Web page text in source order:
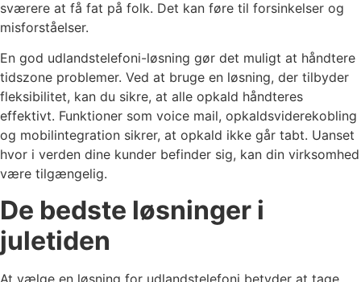
sværere at få fat på folk. Det kan føre til forsinkelser og
misforståelser.
En god udlandstelefoni-løsning gør det muligt at håndtere
tidszone problemer. Ved at bruge en løsning, der tilbyder
fleksibilitet, kan du sikre, at alle opkald håndteres
effektivt. Funktioner som voice mail, opkaldsviderekobling
og mobilintegration sikrer, at opkald ikke går tabt. Uanset
hvor i verden dine kunder befinder sig, kan din virksomhed
være tilgængelig.
De bedste løsninger i
juletiden
At vælge en løsning for udlandstelefoni betyder at tage